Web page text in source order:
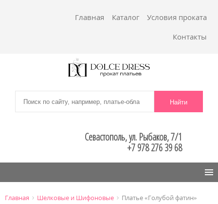
Главная Каталог
Условия проката
Контакты
Севастополь, ул. Рыбаков, 7/1
+7 978 276 39 68
Главная › Шелковые и Шифоновые › Платье «Голубой фатин»